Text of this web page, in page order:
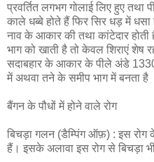
प्रवर्तित लगभग गोलाई लिए हुए
काले धब्बे होते हैं फिर सिर धड़ में धसा
नाव के आकार की तथा कांटेदार होती
भाग को खाती है तो केवल शिराएं शेष रह
सदाबहार के आकार के पीले अंडे
में अथवा तने के समीप भाग में बनता है
बैंगन के पौधों में होने वाले रोग
बिचड़ा गलन (डैम्पिंग ऑफ़) : इस रोग
हैं। इसके अलावा इस रोग से बिचड़ा